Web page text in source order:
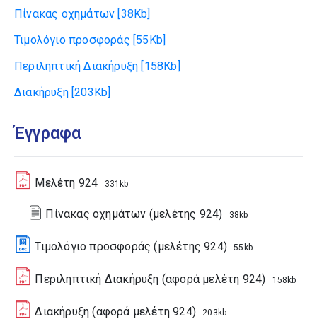
Πίνακας οχημάτων [38Kb]
Τιμολόγιο προσφοράς [55Kb]
Περιληπτική Διακήρυξη [158Kb]
Διακήρυξη[203Kb]
Έγγραφα
Μελέτη 924 331kb
Πίνακας οχημάτων (μελέτης 924) 38kb
Τιμολόγιο προσφοράς (μελέτης 924) 55kb
Περιληπτική Διακήρυξη (αφορά μελέτη 924) 158kb
Διακήρυξη (αφορά μελέτη 924) 203kb